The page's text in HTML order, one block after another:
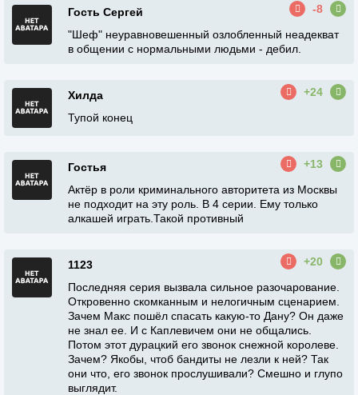
Гость Сергей
-8
"Шеф" неуравновешенный озлобленный неадекват
в общении с нормальными людьми - дебил.
Хилда
+24
Тупой конец
Гостья
+13
Актёр в роли криминального авторитета из Москвы
не подходит на эту роль. В 4 серии. Ему только
алкашей играть.Такой противный
1123
+20
Последняя серия вызвала сильное разочарование.
Откровенно скомканным и нелогичным сценарием.
Зачем Макс пошëл спасать какую-то Дану? Он даже
не знал ее. И с Каплевичем они не общались.
Потом этот дурацкий его звонок снежной королеве.
Зачем? Якобы, чтоб бандиты не лезли к ней? Так
они что, его звонок прослушивали? Смешно и глупо
выглядит.